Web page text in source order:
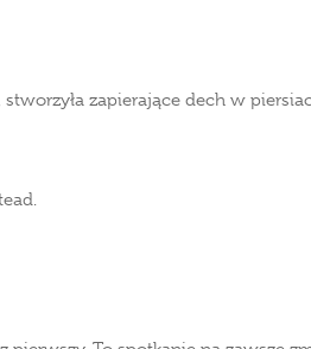
zapierające dech w